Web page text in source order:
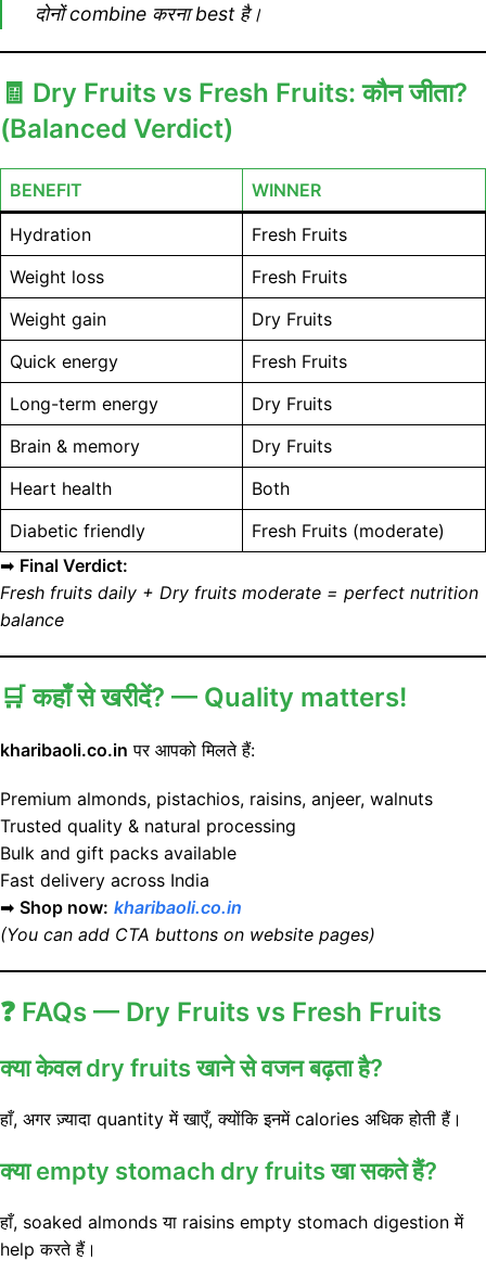
दोनों combine करना best है।
🧾 Dry Fruits vs Fresh Fruits: कौन जीता?
(Balanced Verdict)
BENEFIT WINNER
Hydration
Fresh Fruits
Weight loss
Fresh Fruits
Weight gain
Dry Fruits
Quick energy
Fresh Fruits
Long-term energy
Dry Fruits
Brain & memory
Dry Fruits
Heart health
Both
Diabetic friendly
Fresh Fruits (moderate)
➡ Final Verdict:
Fresh fruits daily + Dry fruits moderate = perfect nutrition
balance
🛒कहाँ से खरीदें? — Quality matters!
kharibaoli.co.in पर आपको मिलते हैं:
Premium almonds, pistachios, raisins, anjeer, walnuts
Trusted quality & natural processing
Bulk and gift packs available
Fast delivery across India
➡ Shop now: kharibaoli.co.in
(You can add CTA buttons on website pages)
❓ FAQs — Dry Fruits vs Fresh Fruits
क्या केवल dry fruits खाने से वजन बढ़ता है?
हाँ, अगर ज़्यादा quantity में खाएँ, क्योंकि इनमें calories अधिक होती हैं।
क्या empty stomach dry fruits खा सकते हैं?
हाँ, soaked almonds या raisins empty stomach digestion में
help करते हैं।